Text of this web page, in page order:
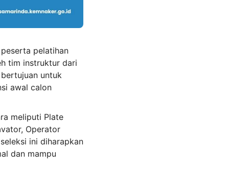
pelatihan
tim instruktur dari
untuk
awal calon
meliputi Plate
Operator
ini diharapkan
dan mampu